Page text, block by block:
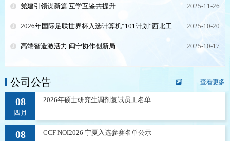
党建引领谋新篇 互学互鉴共提升 2025-11-26
2026年国际足联世界杯入选计算机“101计划”西北工作组成员单位 2025-10-20
高端智造激活力 闽宁协作创新局 2025-10-17
公司公告 —— 查看更多
08
四月
2026年硕士研究生调剂复试员工名单
08 CCF NOI2026 宁夏入选参赛名单公示